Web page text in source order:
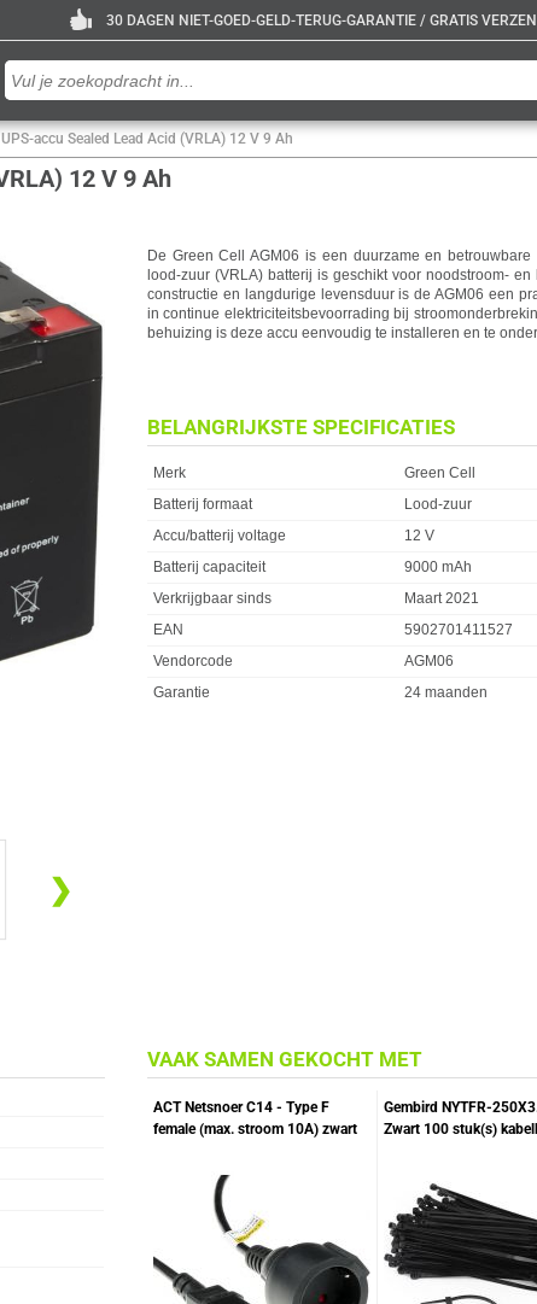
30 DAGEN NIET-GOED-GELD-TERUG-GARANTIE / GRATIS
accu Sealed Lead Acid (VRLA) 12 V 9 Ah
12 V 9 Ah
❯
De Green Cell AGM06 is een duurzame en
lood-zuur (VRLA) batterij is geschikt voor noodstroom-
constructie en langdurige levensduur is de AGM06 een
in continue elektriciteitsbevoorrading bij
behuizing is deze accu eenvoudig te installeren en te
BELANGRIJKSTE SPECIFICATIES
Eigenschap
Merk
Green Cell
Batterij formaat
Lood-zuur
Accu/batterij voltage
12 V
Batterij capaciteit
9000 mAh
Verkrijgbaar sinds
Maart 2021
EAN
5902701411527
Vendorcode
AGM06
Garantie
24 maanden
VAAK SAMEN GEKOCHT MET
ACT Netsnoer C14 - Type F
female (max. stroom 10A) zwart
Gembird NYTFR-
Zwart 100 stuk(s)